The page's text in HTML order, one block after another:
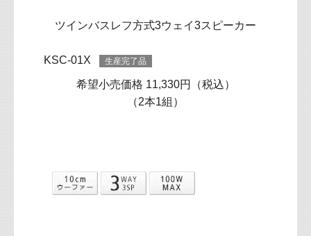
ツインバスレフ方式3ウェイ3スピーカー
KSC-01X 生産完了品
希望小売価格 11,330円（税込）
（2本1組）